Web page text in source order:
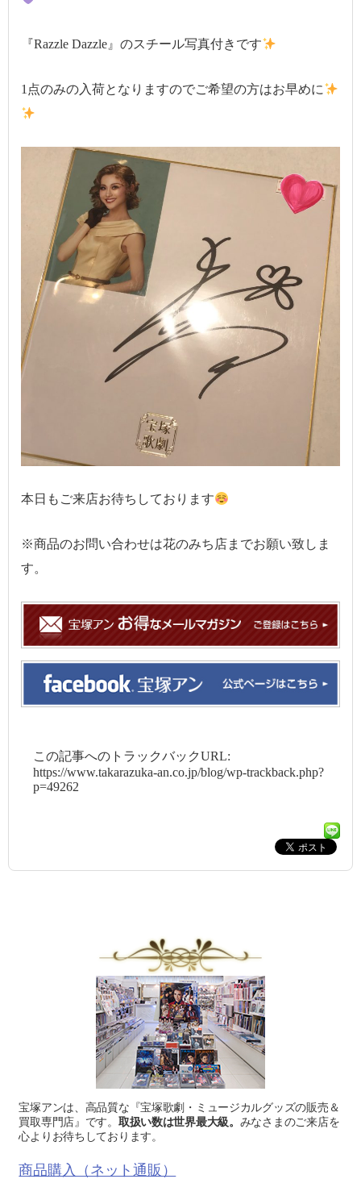
『Razzle Dazzle』のスチール写真付きです
1点のみの入荷となりますのでご希望の方はお早めに
本日もご来店お待ちしております
※商品のお問い合わせは花のみち店までお願い致しま
す。
この記事へのトラックバックURL:
https://www.takarazuka-an.co.jp/blog/wp-trackback.php?
p=49262
宝塚アンは、高品質な『宝塚歌劇・ミュージカルグッズの販売＆
買取専門店』です。 取扱い数は世界最大級。 みなさまのご来店を
心よりお待ちしております。
商品購入（ネット通販）